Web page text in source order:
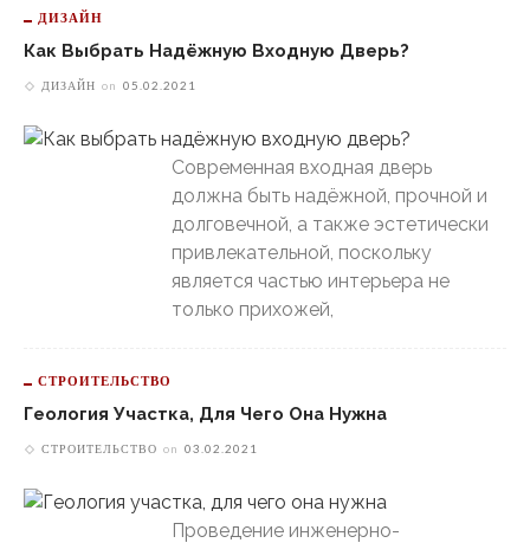
ДИЗАЙН
Как Выбрать Надёжную Входную Дверь?
ДИЗАЙН on 05.02.2021
Современная входная дверь
должна быть надёжной, прочной и
долговечной, а также эстетически
привлекательной, поскольку
является частью интерьера не
только прихожей,
СТРОИТЕЛЬСТВО
Геология Участка, Для Чего Она Нужна
СТРОИТЕЛЬСТВО on 03.02.2021
Проведение инженерно-